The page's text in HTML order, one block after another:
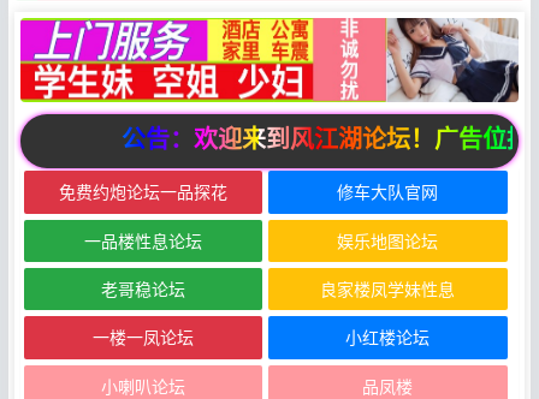
公告：欢迎来到风江湖论坛！广告位招
免费约炮论坛一品探花 修车大队官网
一品楼性息论坛 娱乐地图论坛
老哥稳论坛 良家楼凤学妹性息
一楼一凤论坛 小红楼论坛
小喇叭论坛 品凤楼